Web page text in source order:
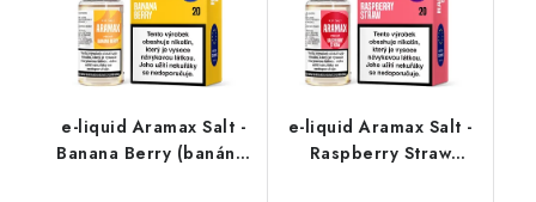
e-liquid Aramax Salt -
Banana Berry (banán a
e-liquid Aramax Salt -
Raspberry Straw